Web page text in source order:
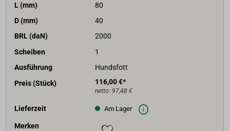
L (mm)
80
D (mm)
40
BRL (daN)
2000
Scheiben
1
Ausführung
Hundsfott
Preis (Stück)
116,00 €*
netto: 97,48 €
Lieferzeit Am Lager
Merken